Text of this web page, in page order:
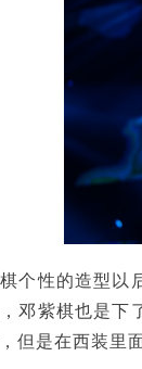
个性的造型以
邓紫棋也是下
但是在西装里